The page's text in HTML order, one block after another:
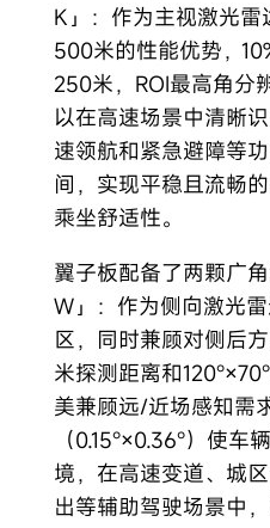
K」：作为主视激光
500米的性能优势，
250米，ROI最高角分
以在高速场景中清晰
速领航和紧急避障等
间，实现平稳且流畅
乘坐舒适性。
翼子板配备了两颗广
W」：作为侧向激光
区，同时兼顾对侧后
米探测距离和
美兼顾远/近场感知需
（0.15°×0.36°）使
境，在高速变道、城
出等辅助驾驶场景中